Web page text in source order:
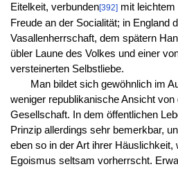
Eitelkeit, verbunden[392]mit leichtem
Freude an der Socialität; in England
Vasallenherrschaft, dem spätern
übler Laune des Volkes und einer
versteinerten Selbstliebe.
Man bildet sich gewöhnlich im
weniger republikanische Ansicht von
Gesellschaft. In dem öffentlichen
Prinzip allerdings sehr bemerkbar,
eben so in der Art ihrer Häuslichkeit,
Egoismus seltsam vorherrscht.